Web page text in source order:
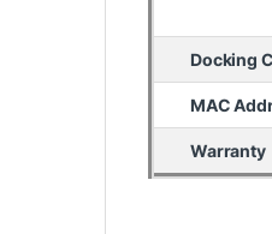
Các cổng
jack âm
bên, và hai
Docking
MAC
Warranty